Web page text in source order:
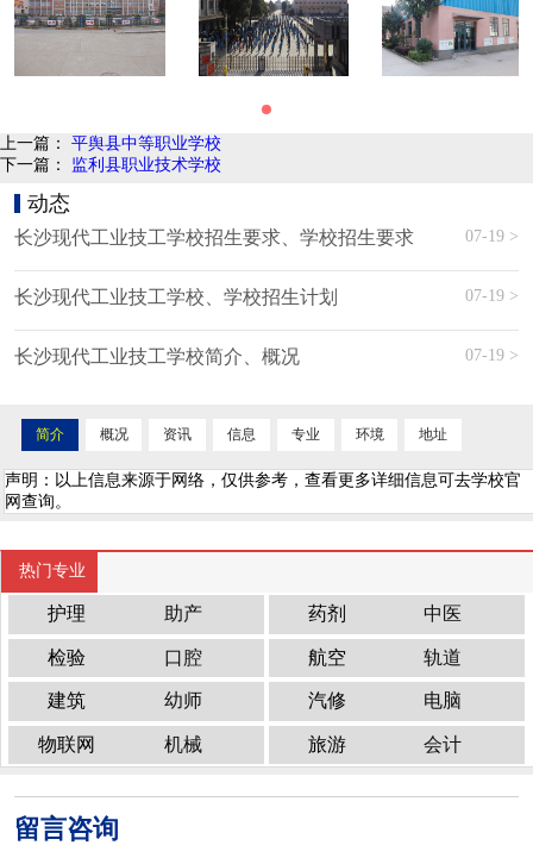
上一篇： ​平舆县中等职业学校
下一篇： 监利县职业技术学校
动态
长沙现代工业技工学校招生要求、学校招生要求 07-19 >
长沙现代工业技工学校、学校招生计划 07-19 >
长沙现代工业技工学校简介、概况 07-19 >
简介 概况 资讯 信息 专业 环境 地址
声明：以上信息来源于网络，仅供参考，查看更多详细信息可去学校官
网查询。
热门专业
护理 助产 药剂 中医
检验 口腔 航空 轨道
建筑 幼师 汽修 电脑
物联网 机械 旅游 会计
留言咨询